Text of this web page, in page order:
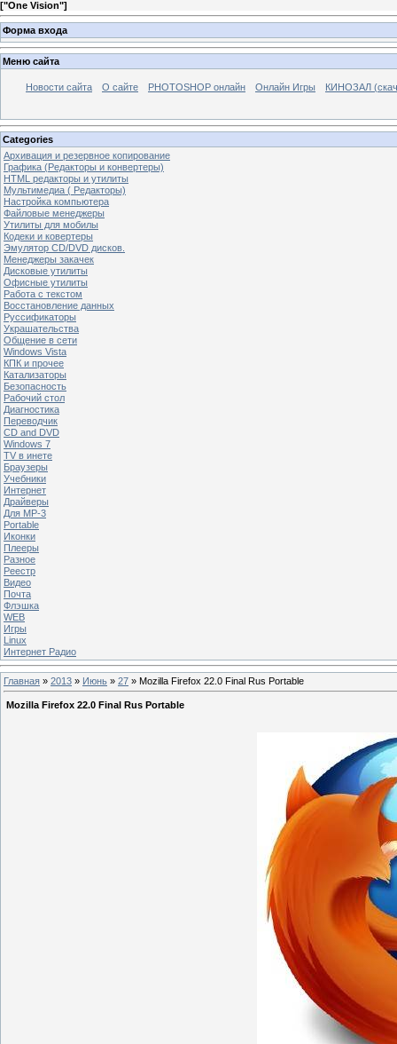
["One Vision"]
Форма входа
Меню сайта
Новости сайта О сайте PHOTOSHOP онлайн Онлайн Игры КИНОЗАЛ
Categories
Архивация и резервное копирование
Графика (Редакторы и конвертеры)
HTML редакторы и утилиты
Мультимедиа ( Редакторы)
Настройка компьютера
Файловые менеджеры
Утилиты для мобилы
Кодеки и ковертеры
Эмулятор CD/DVD дисков.
Менеджеры закачек
Дисковые утилиты
Офисные утилиты
Работа с текстом
Восстановление данных
Руссификаторы
Украшательства
Общение в сети
Windows Vista
КПК и прочее
Катализаторы
Безопасность
Рабочий стол
Диагностика
Переводчик
CD and DVD
Windows 7
TV в инете
Браузеры
Учебники
Интернет
Драйверы
Для MP-3
Portable
Иконки
Плееры
Разное
Реестр
Видео
Почта
Флэшка
WEB
Игры
Linux
Интернет Радио
Главная » 2013 » Июнь » 27 » Mozilla Firefox 22.0 Final Rus Portable
Mozilla Firefox 22.0 Final Rus Portable